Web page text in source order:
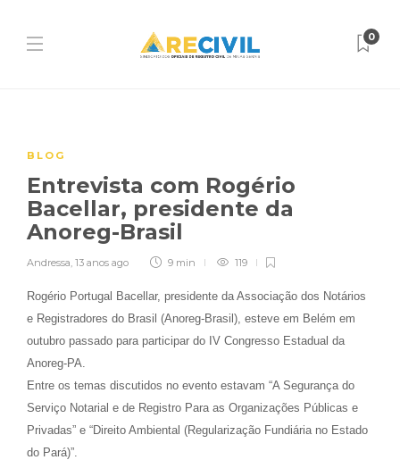
0
BLOG
Entrevista com Rogério
Bacellar, presidente da
Anoreg-Brasil
Andressa, 13 anos ago 9 min 119
Rogério Portugal Bacellar, presidente da Associação dos Notários
e Registradores do Brasil (Anoreg-Brasil), esteve em Belém em
outubro passado para participar do IV Congresso Estadual da
Anoreg-PA.
Entre os temas discutidos no evento estavam “A Segurança do
Serviço Notarial e de Registro Para as Organizações Públicas e
Privadas” e “Direito Ambiental (Regularização Fundiária no Estado
do Pará)”.